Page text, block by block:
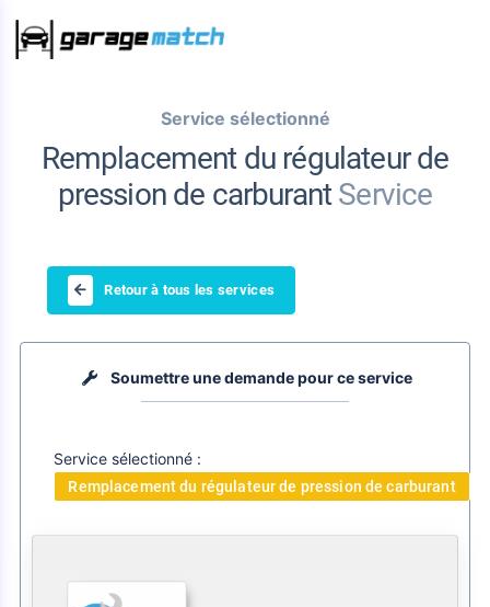
Service sélectionné
Remplacement du régulateur de
pression de carburantService
Retour à tous les services
Soumettre une demande pour ce service
Service sélectionné :
Remplacement du régulateur de pression de carburant